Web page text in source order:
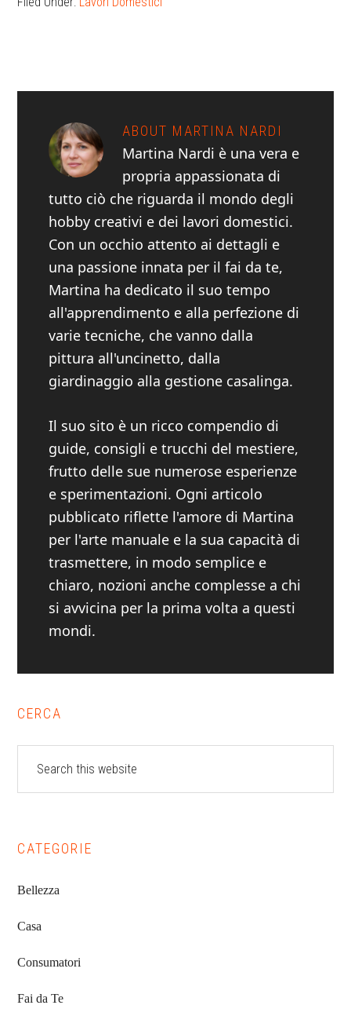
ABOUT MARTINA NARDI
Martina Nardi è una vera e
propria appassionata di
tutto ciò che riguarda il mondo degli
hobby creativi e dei lavori domestici.
Con un occhio attento ai dettagli e
una passione innata per il fai da te,
Martina ha dedicato il suo tempo
all'apprendimento e alla perfezione di
varie tecniche, che vanno dalla
pittura all'uncinetto, dalla
giardinaggio alla gestione casalinga.
Il suo sito è un ricco compendio di
guide, consigli e trucchi del mestiere,
frutto delle sue numerose esperienze
e sperimentazioni. Ogni articolo
pubblicato riflette l'amore di Martina
per l'arte manuale e la sua capacità di
trasmettere, in modo semplice e
chiaro, nozioni anche complesse a chi
si avvicina per la prima volta a questi
mondi.
Primary
Sidebar
CERCA
website
CATEGORIE
Bellezza
Casa
Consumatori
Fai da Te